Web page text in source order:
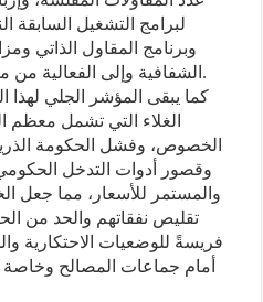
لبرامج التشغيل السابقة
وبرنامج المقاول الذاتي
الشفافية وإلى الفعالية من مثل فرصة وأوراش وأنا مقاول.
كما يبقى المؤشر الجلي
الغلاء التي تشمل معظم
الخصوص، وفشل الحكومة
وقصور أدوات التدخل
والمستمر للأسعار، مما جعل
تقليص نفقاتهم والحد من
فريسةً للوضعيات الاحتكارية
أمام جماعات المصالح